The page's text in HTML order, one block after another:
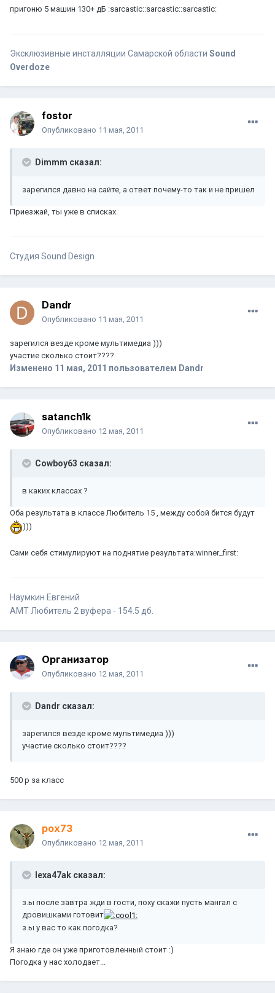
пригоню 5 машин 130+ дБ :sarcastic::sarcastic::sarcastic:
Эксклюзивные инсталляции Самарской области Sound
Overdoze
fostor
Опубликовано 11 мая, 2011
Dimmm сказал:
зарегился давно на сайте, а ответ почему-то так и не пришел
Приезжай, ты уже в списках.
Студия Sound Design
Dandr
Опубликовано 11 мая, 2011
зарегился везде кроме мультимедиа )))
участие сколько стоит????
Изменено 11 мая, 2011 пользователем Dandr
satanch1k
Опубликовано 12 мая, 2011
Cowboy63 сказал:
в каких классах ?
Оба результата в классе Любитель 15 , между собой бится будут
)))
Сами себя стимулируют на поднятие результата:winner_first:
Наумкин Евгений
АМТ Любитель 2 вуфера - 154.5 дб.
Организатор
Опубликовано 12 мая, 2011
Dandr сказал:
зарегился везде кроме мультимедиа )))
участие сколько стоит????
500 р за класс
pox73
Опубликовано 12 мая, 2011
lexa47ak сказал:
з.ы после завтра жди в гости, поху скажи пусть мангал с
дровишками готовит
з.ы у вас то как погодка?
Я знаю где он уже приготовленный стоит :)
Погодка у нас холодает...